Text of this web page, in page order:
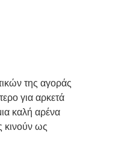
της αγοράς
για αρκετά
καλή αρένα
κινούν ως